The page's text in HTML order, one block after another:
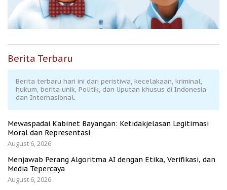
Berita Terbaru
Berita terbaru hari ini dari peristiwa, kecelakaan, kriminal,
hukum, berita unik, Politik, dan liputan khusus di Indonesia
dan Internasional.
Mewaspadai Kabinet Bayangan: Ketidakjelasan Legitimasi
Moral dan Representasi
August 6, 2026
Menjawab Perang Algoritma AI dengan Etika, Verifikasi, dan
Media Tepercaya
August 6, 2026